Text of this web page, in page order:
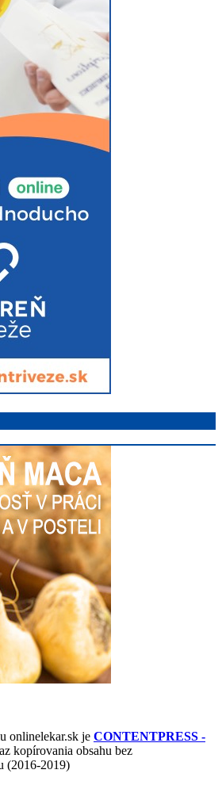
onlinelekar.sk je CONTENTPRESS -
kopírovania obsahu bez
(2016-2019)